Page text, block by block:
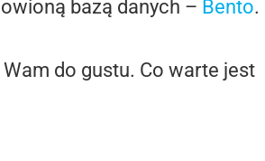
bazą danych – Bento.
do gustu. Co warte jest